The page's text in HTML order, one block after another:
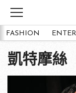
FASHION
凱特摩絲